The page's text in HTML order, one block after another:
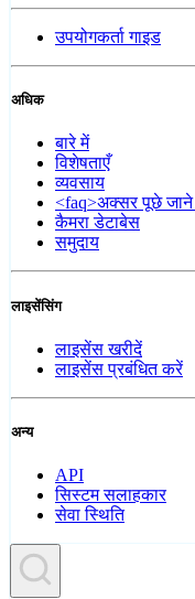
उपयोगकर्ता गाइड
अधिक
बारे में
विशेषताएँ
व्यवसाय
<faq>अक्सर पूछे जाने
कैमरा डेटाबेस
समुदाय
लाइसेंसिंग
लाइसेंस खरीदें
लाइसेंस प्रबंधित करें
अन्य
API
सिस्टम सलाहकार
सेवा स्थिति